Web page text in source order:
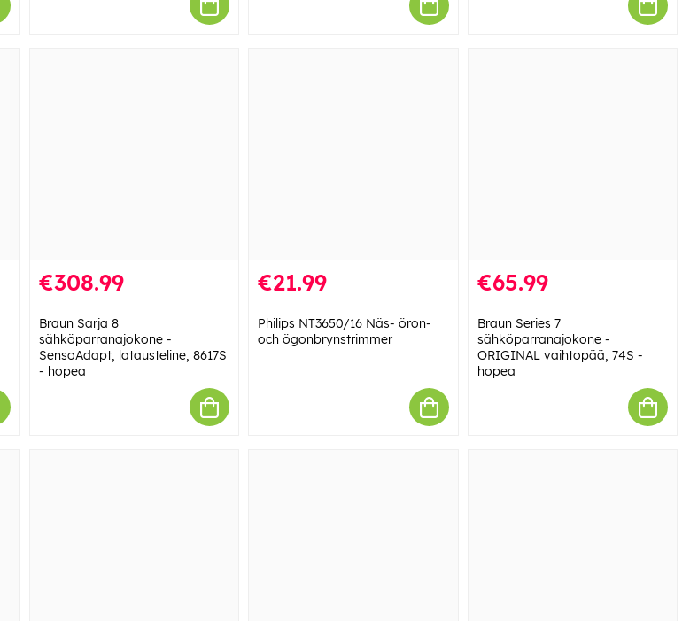
€308.99
Braun Sarja 8
sähköparranajokone -
SensoAdapt, latausteline, 8617S
- hopea
€21.99
Philips NT3650/16 Näs- öron-
och ögonbrynstrimmer
€65.99
Braun Series 7
sähköparranajokone -
ORIGINAL vaihtopää, 74S -
hopea